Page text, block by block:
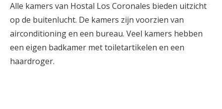
Alle kamers van Hostal Los Coronales bieden uitzicht
op de buitenlucht. De kamers zijn voorzien van
airconditioning en een bureau. Veel kamers hebben
een eigen badkamer met toiletartikelen en een
haardroger.